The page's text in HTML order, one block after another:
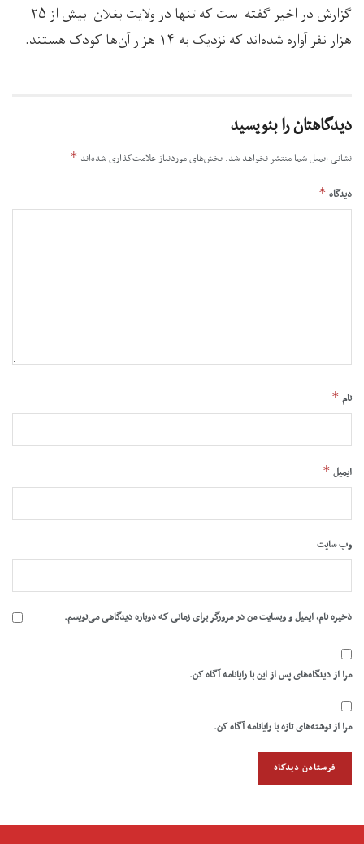
گزارش در اخیر گفته است که تنها در ولایت بغلان بیش از ۲۵
هزار نفر آواره شده‌اند که نزدیک به ۱۴ هزار آن‌ها کودک هستند.
دیدگاهتان را بنویسید
نشانی ایمیل شما منتشر نخواهد شد. بخش‌های موردنیاز علامت‌گذاری شده‌اند *
دیدگاه *
نام *
ایمیل *
وب‌ سایت
ذخیره نام، ایمیل و وبسایت من در مرورگر برای زمانی که دوباره دیدگاهی می‌نویسم.
مرا از دیدگاه‌های پس از این با رایانامه آگاه کن.
مرا از نوشته‌های تازه با رایانامه آگاه کن.